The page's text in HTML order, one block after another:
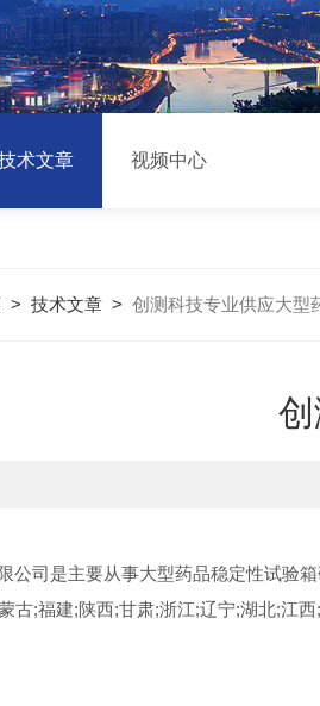
术文章 视频中心
> 技术文章> 创测科技专业供应大型
公司是主要从事大型药品稳定性试验
古;福建;陕西;甘肃;浙江;辽宁;湖北;江